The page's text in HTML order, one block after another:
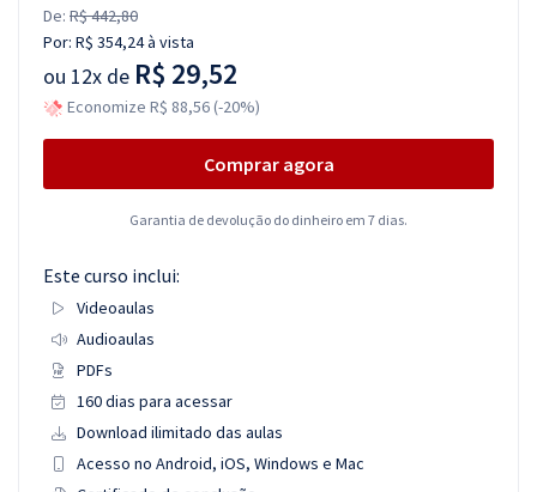
De: R$ 442,80
Por: R$ 354,24à vista
ou 12x de R$ 29,52
Economize R$ 88,56 (-20%)
Comprar agora
Garantia de devolução do dinheiro em 7 dias.
Este curso inclui:
Videoaulas
Audioaulas
PDFs
160 dias para acessar
Download ilimitado das aulas
Acesso no Android, iOS, Windows e Mac